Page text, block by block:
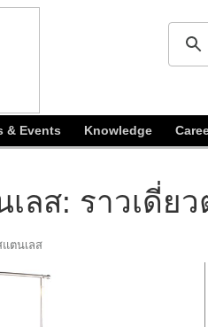
& Events Knowledge
ลส: ราวเดี่ย
แตนเลส